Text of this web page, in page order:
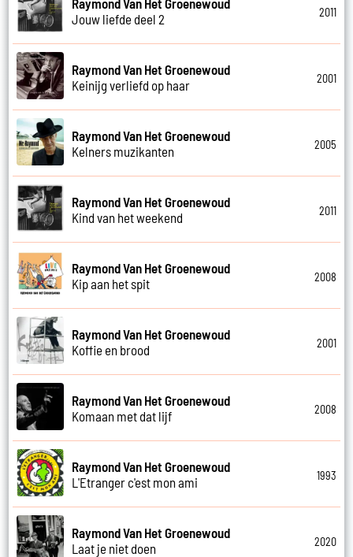
Jouw liefde deel 2
2011
Raymond Van Het Groenewoud
Keinijg verliefd op haar
2001
Raymond Van Het Groenewoud
Kelners muzikanten
2005
Raymond Van Het Groenewoud
Kind van het weekend
2011
Raymond Van Het Groenewoud
Kip aan het spit
2008
Raymond Van Het Groenewoud
Koffie en brood
2001
Raymond Van Het Groenewoud
Komaan met dat lijf
2008
Raymond Van Het Groenewoud
L'Etranger c'est mon ami
1993
Raymond Van Het Groenewoud
Laat je niet doen
2020